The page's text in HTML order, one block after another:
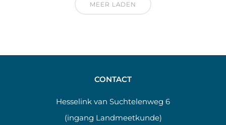
MEER LADEN
CONTACT
Hesselink van Suchtelenweg 6
(ingang Landmeetkunde)